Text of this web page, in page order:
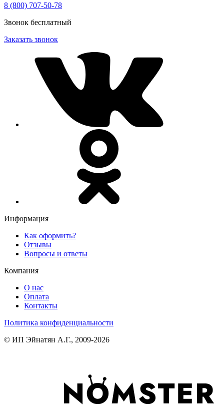
8 (800) 707-50-78
Звонок бесплатный
Заказать звонок
Информация
Как оформить?
Отзывы
Вопросы и ответы
Компания
О нас
Оплата
Контакты
Политика конфиденциальности
© ИП Эйнатян А.Г., 2009-2026